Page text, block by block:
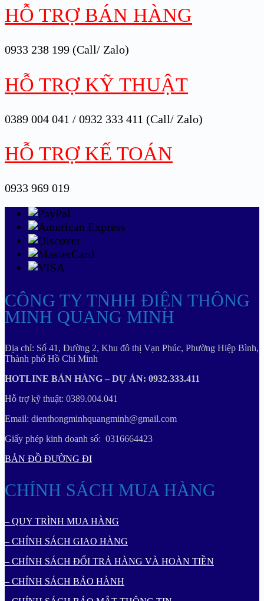
HỖ TRỢ BÁN HÀNG
0933 238 199 (Call/ Zalo)
HỖ TRỢ KỸ THUẬT
0389 004 041 / 0932 333 411 (Call/ Zalo)
HỖ TRỢ KẾ TOÁN
0933 969 019
CÔNG TY TNHH ĐIỆN THÔNG
MINH QUANG MINH
Địa chỉ: Số 41, Đường 2, Khu đô thị Vạn Phúc, Phường Hiệp Bình,
Thành phố Hồ Chí Minh
HOTLINE BÁN HÀNG – DỰ ÁN: 0932.333.411
Hỗ trợ kỹ thuật: 0389.004.041
Email: dienthongminhquangminh@gmail.com
Giấy phép kinh doanh số: 0316664423
BẢN ĐỒ ĐƯỜNG ĐI
CHÍNH SÁCH MUA HÀNG
– QUY TRÌNH MUA HÀNG
– CHÍNH SÁCH GIAO HÀNG
– CHÍNH SÁCH ĐỔI TRẢ HÀNG VÀ HOÀN TIỀN
– CHÍNH SÁCH BẢO HÀNH